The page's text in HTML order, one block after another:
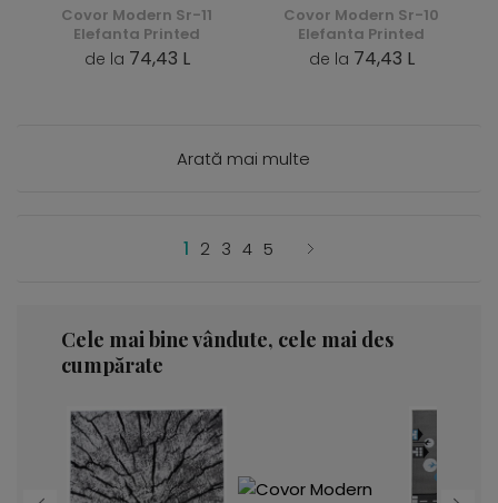
Covor Modern Sr-11
Elefanta Printed
de la 74,43 L
Covor Modern Sr-10
Elefanta Printed
de la 74,43 L
Arată mai multe
1 2 3 4 5
Cele mai bine vândute, cele mai des
cumpărate